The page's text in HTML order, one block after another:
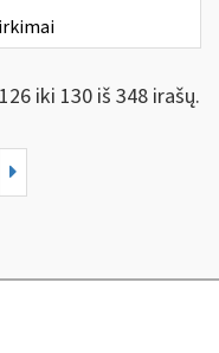
iki 130 iš 348 irašų.